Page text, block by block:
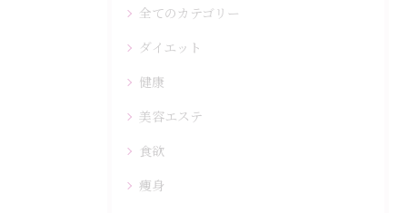
全てのカテゴリー
ダイエット
健康
美容エステ
食欲
痩身